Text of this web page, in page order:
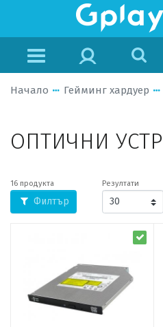
Начало Гейминг хардуер
ОПТИЧНИ
16 продукта
Филтър
Резултати